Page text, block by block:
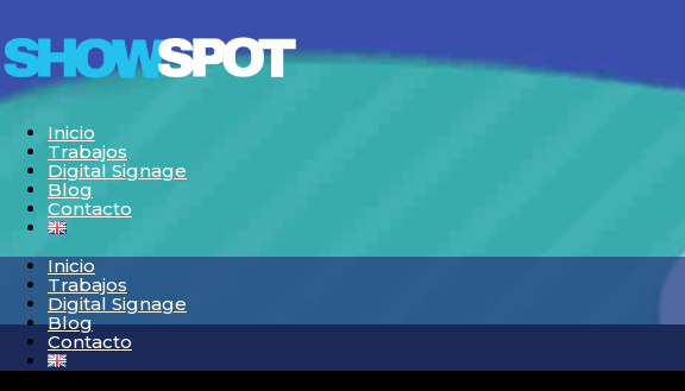
Inicio
Trabajos
Digital Signage
Blog
Contacto
Inicio
Trabajos
Digital Signage
Blog
Contacto